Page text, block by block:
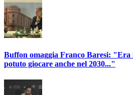
Buffon omaggia Franco Baresi: "Era
potuto giocare anche nel 2030..."